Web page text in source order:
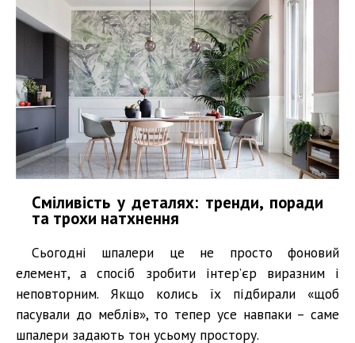
Сміливість у деталях: тренди, поради
та трохи натхнення
Сьогодні шпалери це не просто фоновий
елемент, а спосіб зробити інтер’єр виразним і
неповторним. Якщо колись їх підбирали «щоб
пасували до меблів», то тепер усе навпаки – саме
шпалери задають тон усьому простору.